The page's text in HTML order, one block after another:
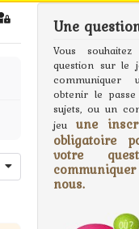
Sign In Une
Vous
question sur le
communiquer
obtenir le
sujets, ou un
jeu une
obligatoire
votre
nous.